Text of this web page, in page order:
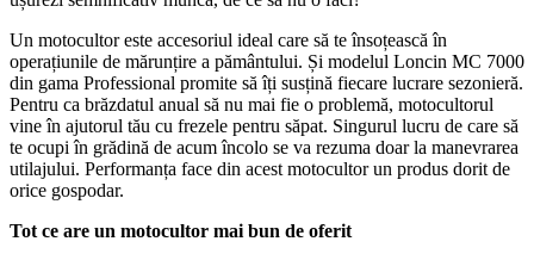
Un motocultor este accesoriul ideal care să te însoțească în
operațiunile de mărunțire a pământului. Și modelul Loncin MC 7000
din gama Professional promite să îți susțină fiecare lucrare sezonieră.
Pentru ca brăzdatul anual să nu mai fie o problemă, motocultorul
vine în ajutorul tău cu frezele pentru săpat. Singurul lucru de care să
te ocupi în grădină de acum încolo se va rezuma doar la manevrarea
utilajului. Performanța face din acest motocultor un produs dorit de
orice gospodar.
Tot ce are un motocultor mai bun de oferit